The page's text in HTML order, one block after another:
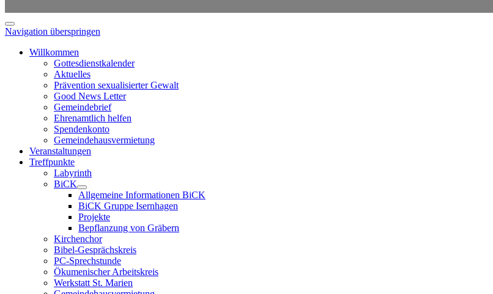
Navigation überspringen
Willkommen
Gottesdienstkalender
Aktuelles
Prävention sexualisierter Gewalt
Good News Letter
Gemeindebrief
Ehrenamtlich helfen
Spendenkonto
Gemeindehausvermietung
Veranstaltungen
Treffpunkte
Labyrinth
BiCK
Allgemeine Informationen BiCK
BiCK Gruppe Isernhagen
Projekte
Bepflanzung von Gräbern
Kirchenchor
Bibel-Gesprächskreis
PC-Sprechstunde
Ökumenischer Arbeitskreis
Werkstatt St. Marien